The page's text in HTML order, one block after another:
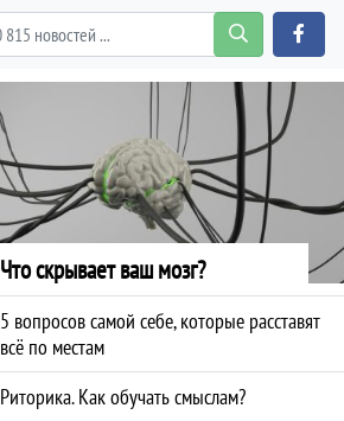
Что скрывает ваш мозг?
5 вопросов самой себе, которые расставят
всё по местам
Риторика. Как обучать смыслам?